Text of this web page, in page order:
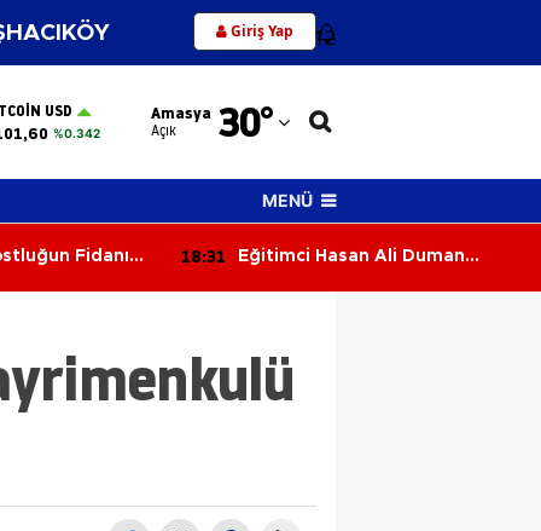
Giriş Yap 12
USD
%0.342
Amasya
Açık 30°
Adana
Adıyaman
Ağrı
Amasya
Antalya
Balıkesir
MENÜ
Fidanı
18:31
Eğitimci Hasan Ali Duman